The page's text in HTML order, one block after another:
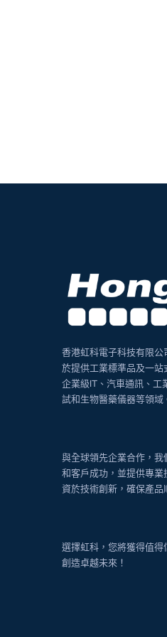
香港虹科電子科技有限公
於提供工業標準品及一
企業級IT、汽車通訊、工
試和生物醫藥儀器等領域
與全球領先企業合作，
和客戶成功，並提供專
資於技術創新，確保產品
選擇虹科，您將獲得值
創造卓越未來！